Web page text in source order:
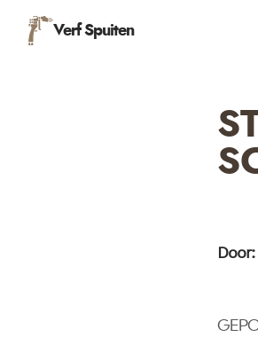
Verf Spuiten